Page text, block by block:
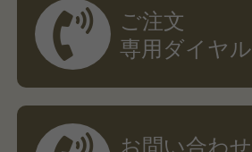
ご注文
専用ダイヤル
お問い合わせ